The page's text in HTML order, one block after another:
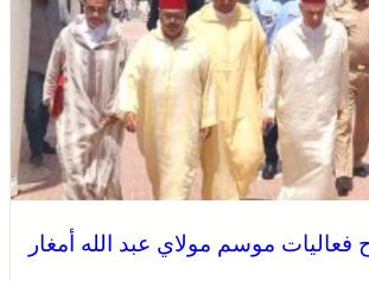
فعاليات موسم مولاي عبد الله أمغار